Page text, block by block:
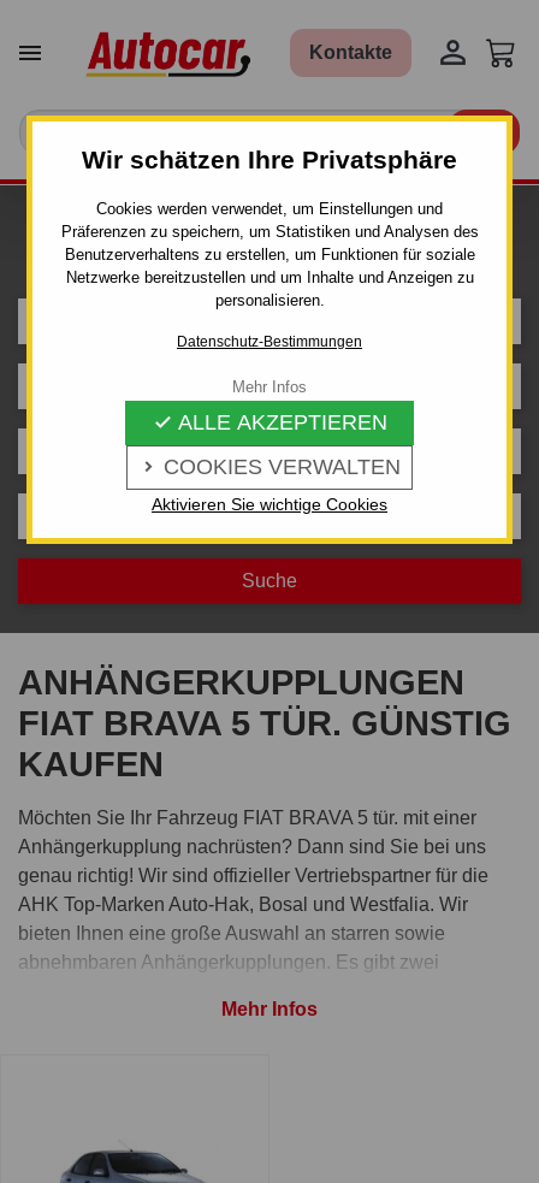
Wir schätzen Ihre Privatsphäre
Cookies werden verwendet, um Einstellungen und
Präferenzen zu speichern, um Statistiken und Analysen des
Benutzerverhaltens zu erstellen, um Funktionen für soziale
Netzwerke bereitzustellen und um Inhalte und Anzeigen zu
personalisieren.
Datenschutz-Bestimmungen
 COOKIES VERWALTEN
 ALLE AKZEPTIEREN
Aktivieren Sie wichtige Cookies
Mehr Infos
 Kontakte 
Ich bin auf der Suche nach einer
AHK für ein Auto
ANHÄNGERKUPPLUNGEN
FIAT BRAVA 5 TÜR. GÜNSTIG
KAUFEN
Möchten Sie Ihr Fahrzeug FIAT BRAVA 5 tür. mit einer
Anhängerkupplung nachrüsten? Dann sind Sie bei uns
genau richtig! Wir sind offizieller Vertriebspartner für die
AHK Top-Marken Auto-Hak, Bosal und Westfalia. Wir
bieten Ihnen eine große Auswahl an starren sowie
abnehmbaren Anhängerkupplungen. Es gibt zwei
www.ahkautocar.de
Mehr Infos